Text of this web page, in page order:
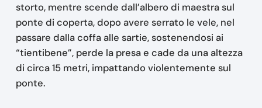
storto, mentre scende dall’albero di maestra sul
ponte di coperta, dopo avere serrato le vele, nel
passare dalla coffa alle sartie, sostenendosi ai
“tientibene”, perde la presa e cade da una altezza
di circa 15 metri, impattando violentemente sul
ponte.